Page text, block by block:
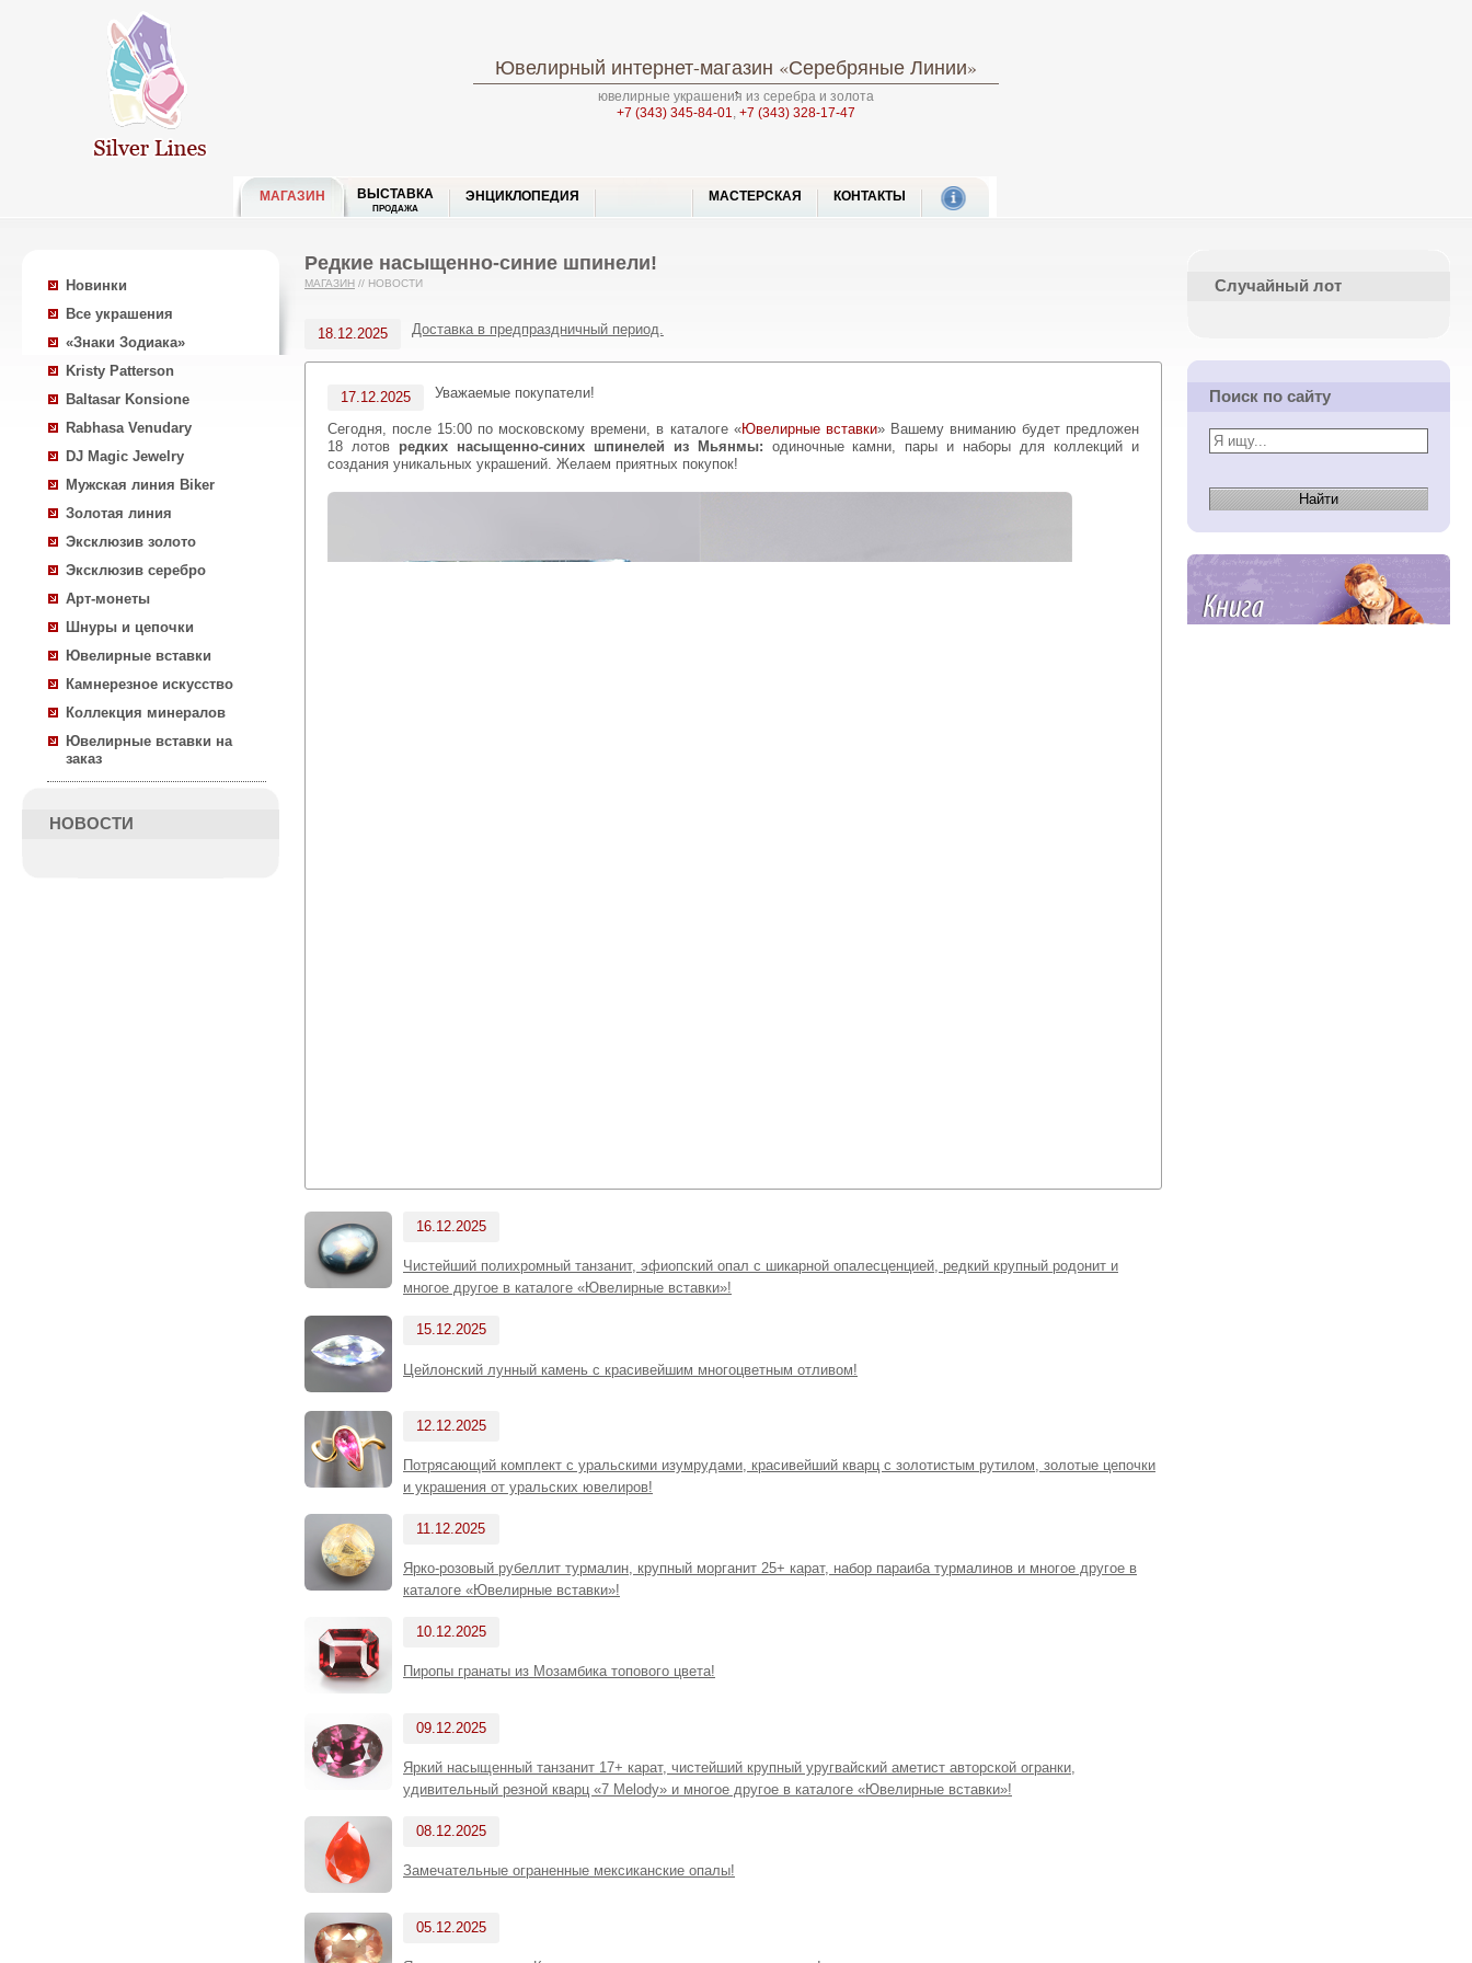
Ювелирный интернет-магазин «Серебряные Линии»
ювелирные украшения из серебра и золота
+7 (343) 345-84-01, +7 (343) 328-17-47
МАГАЗИН ВЫСТАВКА
ПРОДАЖА
ЭНЦИКЛОПЕДИЯ МАСТЕРСКАЯ КОНТАКТЫ
Новинки
Все украшения
«Знаки Зодиака»
Kristy Patterson
Baltasar Konsione
Rabhasa Venudary
DJ Magic Jewelry
Мужская линия Biker
Золотая линия
Эксклюзив золото
Эксклюзив серебро
Арт-монеты
Шнуры и цепочки
Ювелирные вставки
Камнерезное искусство
Коллекция минералов
Ювелирные вставки на
заказ
НОВОСТИ
Редкие насыщенно-синие шпинели!
МАГАЗИН // НОВОСТИ
18.12.2025 Доставка в предпраздничный период.
17.12.2025 Уважаемые покупатели!
Сегодня, после 15:00 по московскому времени, в каталоге «Ювелирные вставки» Вашему вниманию будет предложен
18 лотов редких насыщенно-синих шпинелей из Мьянмы: одиночные камни, пары и наборы для коллекций и
создания уникальных украшений. Желаем приятных покупок!
16.12.2025
Чистейший полихромный танзанит, эфиопский опал с шикарной опалесценцией, редкий крупный родонит и
многое другое в каталоге «Ювелирные вставки»!
15.12.2025
Цейлонский лунный камень с красивейшим многоцветным отливом!
12.12.2025
Потрясающий комплект с уральскими изумрудами, красивейший кварц с золотистым рутилом, золотые цепочки
и украшения от уральских ювелиров!
11.12.2025
Ярко-розовый рубеллит турмалин, крупный морганит 25+ карат, набор параиба турмалинов и многое другое в
каталоге «Ювелирные вставки»!
10.12.2025
Пиропы гранаты из Мозамбика топового цвета!
09.12.2025
Яркий насыщенный танзанит 17+ карат, чистейший крупный уругвайский аметист авторской огранки,
удивительный резной кварц «7 Melody» и многое другое в каталоге «Ювелирные вставки»!
08.12.2025
Замечательные ограненные мексиканские опалы!
05.12.2025
Случайный лот
Поиск по сайту